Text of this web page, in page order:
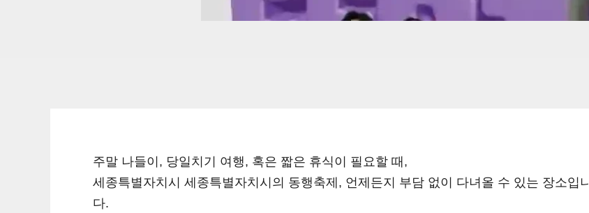
주말 나들이, 당일치기 여행, 혹은 짧은 휴식이 필요할 때,
세종특별자치시 세종특별자치시의 동행축제, 언제든지 부담 없이 다녀올 수 있는 장소입니
다.